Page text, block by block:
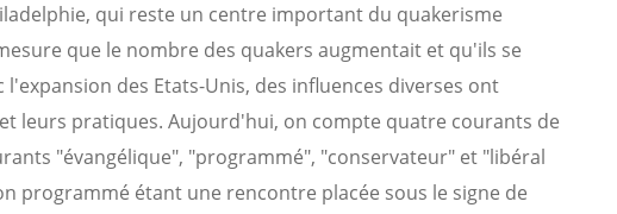
qui reste un centre important du quakerisme
que le nombre des quakers augmentait et qu'ils se
des Etats-Unis, des influences diverses ont
leurs pratiques. Aujourd'hui, on compte quatre courants de
"évangélique", "programmé", "conservateur" et "libéral
programmé étant une rencontre placée sous le signe de